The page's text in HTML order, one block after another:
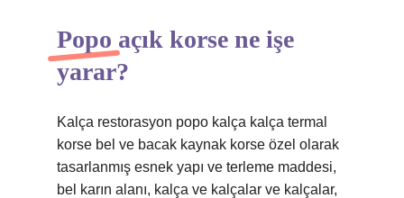
Popo açık korse ne işe
yarar?
Kalça restorasyon popo kalça kalça termal
korse bel ve bacak kaynak korse özel olarak
tasarlanmış esnek yapı ve terleme maddesi,
bel karın alanı, kalça ve kalçalar ve kalçalar,